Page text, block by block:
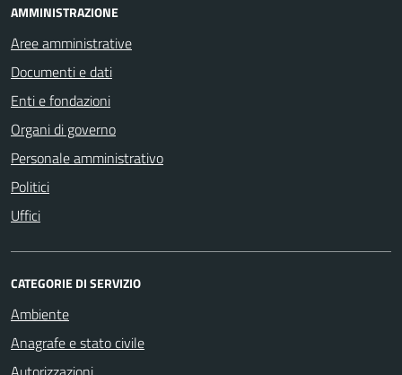
AMMINISTRAZIONE
Aree amministrative
Documenti e dati
Enti e fondazioni
Organi di governo
Personale amministrativo
Politici
Uffici
CATEGORIE DI SERVIZIO
Ambiente
Anagrafe e stato civile